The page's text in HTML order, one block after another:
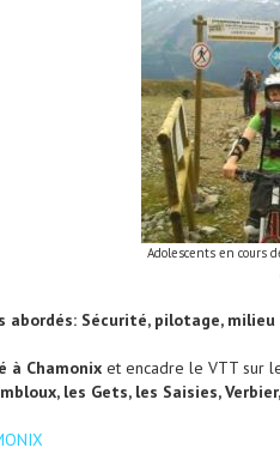
Adolescents en cours
abordés: Sécurité, pilotage,
à Chamonix et encadre le VTT sur
les Gets, les Saisies,